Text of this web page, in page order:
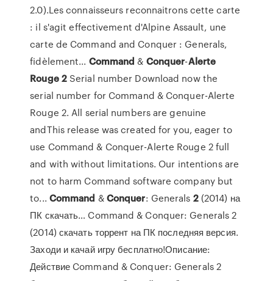
2.0).Les connaisseurs reconnaitrons cette carte
: il s'agit effectivement d'Alpine Assault, une
carte de Command and Conquer : Generals,
fidèlement... Command & Conquer-Alerte
Rouge 2Serial number Download now the
serial number for Command & Conquer-Alerte
Rouge 2. All serial numbers are genuine
andThis release was created for you, eager to
use Command & Conquer-Alerte Rouge 2 full
and with without limitations. Our intentions are
not to harm Command software company but
to... Command &Conquer: Generals 2(2014) на
ПК скачать… Command & Conquer: Generals 2
(2014) скачать торрент на ПК последняя версия.
Заходи и качай игру бесплатно!Описание:
Действие Command & Conquer: Generals 2